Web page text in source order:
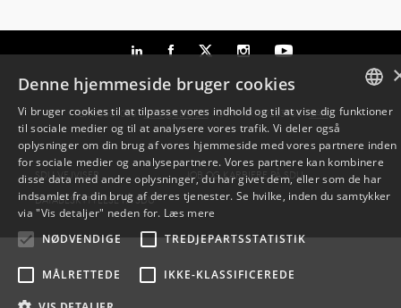
TLF: 6550 1000 ·SDU@SDU.DK· CVR-NR: 29283958 ·EAN
SDU VEJVISER
JOB OG KARRIERE PÅ SDU
DATABESKYTTELSE PÅ SDU
ENGLISH
Denne hjemmeside bruger cookies
Vi bruger cookies til at tilpasse vores indhold og til at vise dig funktioner
til sociale medier og til at analysere vores trafik. Vi deler også
oplysninger om din brug af vores hjemmeside med vores partnere inden
for sociale medier og analysepartnere. Vores partnere kan kombinere
disse data med andre oplysninger, du har givet dem, eller som de har
indsamlet fra din brug af deres tjenester. Se hvilke, inden du samtykker
via "Vis detaljer" neden for. Læs mere
NØDVENDIGE
TREDJEPARTSSTATISTIK
MÅLRETTEDE IKKE-KLASSIFICEREDE